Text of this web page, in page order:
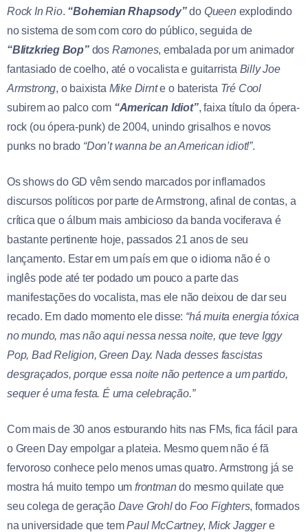
Rock In Rio. “Bohemian Rhapsody”do Queenexplodindo
no sistema de som com coro do público, seguida de
“Blitzkrieg Bop”dos Ramones, embalada por um animador
fantasiado de coelho, até o vocalista e guitarrista Billy Joe
Armstrong, o baixista Mike Dirnte o baterista Tré Cool
subirem ao palco com “American Idiot”, faixa título da ópera-
rock (ou ópera-punk) de 2004, unindo grisalhos e novos
punks no brado “Don’t wanna be an American idiot!”.
Os shows do GD vêm sendo marcados por inflamados
discursos políticos por parte de Armstrong, afinal de contas, a
crítica que o álbum mais ambicioso da banda vociferava é
bastante pertinente hoje, passados 21 anos de seu
lançamento. Estar em um país em que o idioma não é o
inglês pode até ter podado um pouco a parte das
manifestações do vocalista, mas ele não deixou de dar seu
recado. Em dado momento ele disse: “há muita energia tóxica
no mundo, mas não aqui nessa nessa noite, que teve Iggy
Pop, Bad Religion, Green Day. Nada desses fascistas
desgraçados, porque essa noite não pertence a um partido,
sequer é uma festa. É uma celebração.”
Com mais de 30 anos estourando hits nas FMs, fica fácil para
o Green Day empolgar a plateia. Mesmo quem não é fã
fervoroso conhece pelo menos umas quatro. Armstrong já se
mostra há muito tempo umfrontmando mesmo quilate que
seu colega de geração Dave Grohldo Foo Fighters, formados
na universidade que temPaul McCartney,Mick Jaggere